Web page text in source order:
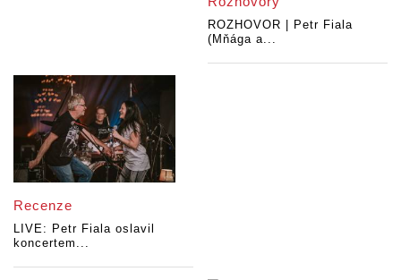
ROZHOVOR | Petr Fiala
(Mňága a...
Recenze
LIVE: Petr Fiala oslavil
koncertem...